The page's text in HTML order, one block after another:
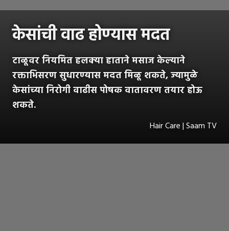
केसांची वाढ होण्यास मदत
टाळूवर नियमित हलक्या हाताने मसाज केल्याने
रक्ताभिसरण सुधारण्यास मदत मिळू शकते, ज्यामुळे
केसांच्या निरोगी वाढीस पोषक वातावरण तयार होऊ
शकते.
Hair Care | Saam TV